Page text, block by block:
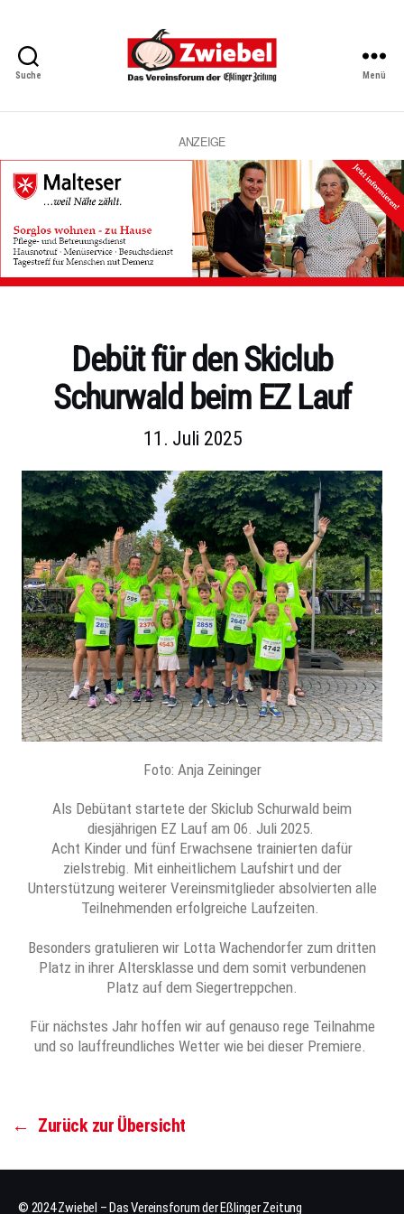
Suche
Vereinsforum
Eßlinger
Zeitung
Menü
ANZEIGE
Debüt für den Skiclub
Schurwald beim EZ Lauf
11. Juli 2025
Foto: Anja Zeininger
Als Debütant startete der Skiclub Schurwald beim
diesjährigen EZ Lauf am 06. Juli 2025.
Acht Kinder und fünf Erwachsene trainierten dafür
zielstrebig. Mit einheitlichem Laufshirt und der
Unterstützung weiterer Vereinsmitglieder absolvierten alle
Teilnehmenden erfolgreiche Laufzeiten.
Besonders gratulieren wir Lotta Wachendorfer zum dritten
Platz in ihrer Altersklasse und dem somit verbundenen
Platz auf dem Siegertreppchen.
Für nächstes Jahr hoffen wir auf genauso rege Teilnahme
und so lauffreundliches Wetter wie bei dieser Premiere.
← Zurück zur Übersicht
© 2024 Zwiebel – Das Vereinsforum der Eßlinger Zeitung